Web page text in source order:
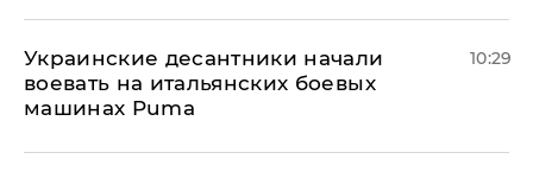
Украинские десантники начали
воевать на итальянских боевых
машинах Puma
10:29